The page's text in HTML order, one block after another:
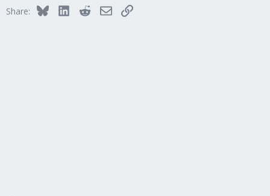
Share: BlueskyLinkedInRedditEmailLink